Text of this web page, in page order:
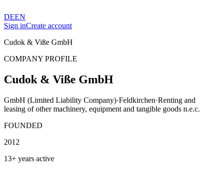
DEEN
Sign inCreate account
Cudok & Viße GmbH
COMPANY PROFILE
Cudok & Viße GmbH
GmbH (Limited Liability Company)·Feldkirchen·Renting and
leasing of other machinery, equipment and tangible goods n.e.c.
FOUNDED
2012
13+ years active